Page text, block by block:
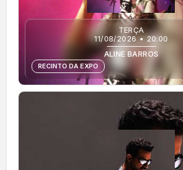
TERÇA
11/08/2026 • 20:00
ALINE BARROS
RECINTO DA EXPO